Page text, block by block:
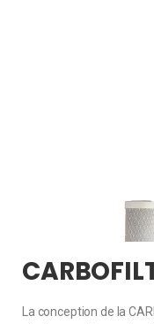
La conception de la